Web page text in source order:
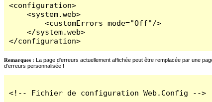
<configuration>
    <system.web>
        <customErrors mode="Off"/>
    </system.web>
</configuration>
Remarques : La page d'erreurs actuellement affichée peut être remplacée par une
d'erreurs personnalisée !
<!-- Fichier de configuration Web.Config -->